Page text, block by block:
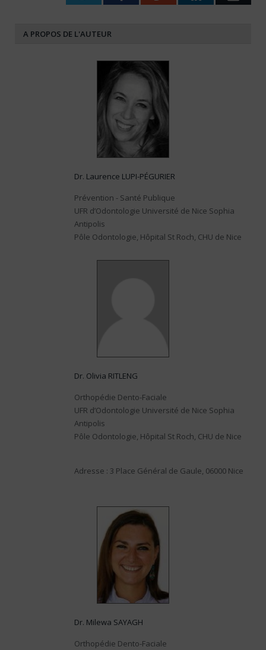
A PROPOS DE L'AUTEUR
Dr. Laurence LUPI-PÉGURIER
Prévention - Santé Publique
UFR d’Odontologie Université de Nice Sophia
Antipolis
Pôle Odontologie, Hôpital St Roch, CHU de Nice
Dr. Olivia RITLENG
Orthopédie Dento-Faciale
UFR d’Odontologie Université de Nice Sophia
Antipolis
Pôle Odontologie, Hôpital St Roch, CHU de Nice
Adresse : 3 Place Général de Gaule, 06000 Nice
Dr. Milewa SAYAGH
Orthopédie Dento-Faciale